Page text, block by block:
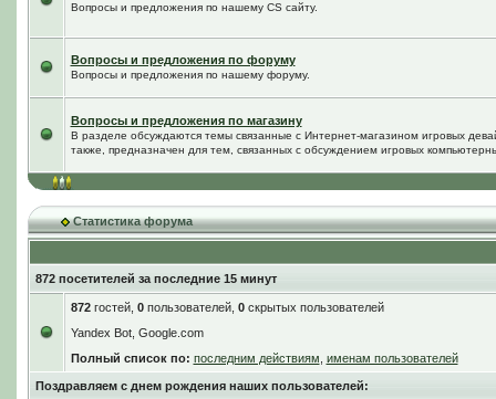
Вопросы и предложения по нашему CS сайту.
Вопросы и предложения по форуму
Вопросы и предложения по нашему форуму.
Вопросы и предложения по магазину
В разделе обсуждаются темы связанные с Интернет-магазином игровых
также, предназначен для тем, связанных с обсуждением игровых
Статистика форума
872 посетителей за последние 15 минут
872гостей, 0пользователей, 0скрытых пользователей
Yandex Bot, Google.com
Полный список по: последним действиям именам пользователей
Поздравляем с днем рождения наших пользователей: